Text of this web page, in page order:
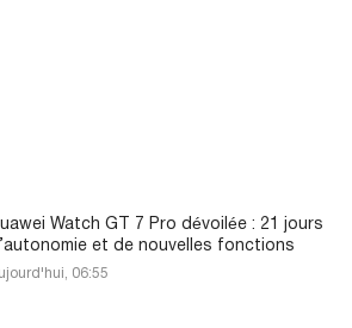
Watch GT 7 Pro dévoilée : 21 jours
et de nouvelles fonctions
06:55